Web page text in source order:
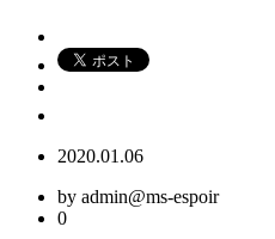
2020.01.06
by admin@ms-espoir
0